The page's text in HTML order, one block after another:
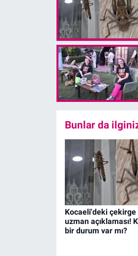
Bunlar da
Kocaeli'deki
uzman açıklaması!
bir durum var mı?